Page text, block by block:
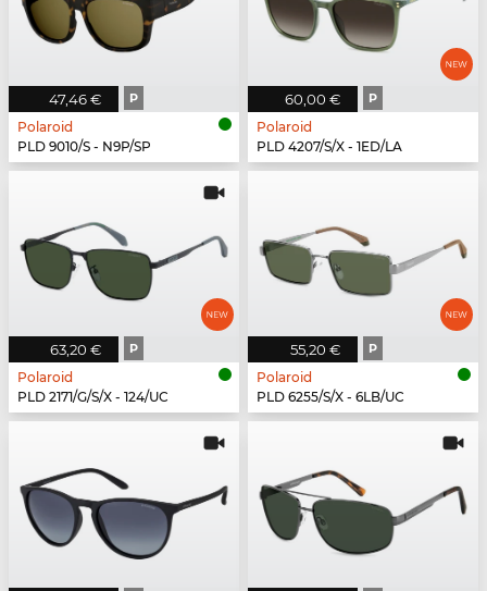
47,46 € P
Polaroid
PLD 9010/S - N9P/SP
60,00 € P
Polaroid
PLD 4207/S/X - 1ED/LA
63,20 € P
Polaroid
PLD 2171/G/S/X - 124/UC
55,20 € P
Polaroid
PLD 6255/S/X - 6LB/UC